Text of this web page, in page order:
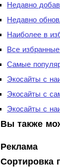
Недавно
Недавно
Наиболее в
Все
Самые
Экосайты с
Экосайты с
Экосайты с
Вы также
Реклама
Сортировка